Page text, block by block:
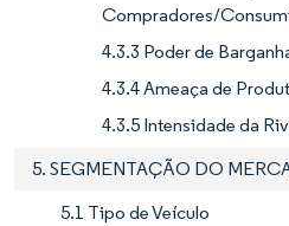
Compradores/
4.3.3 Poder de
4.3.4 Ameaça de
4.3.5 Intensidade da
5. SEGMENTAÇÃO DO
5.1 Tipo de Veículo